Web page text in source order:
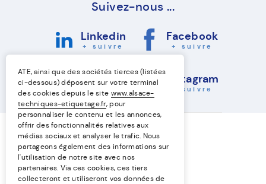
Suivez-nous ...
Linkedin
+ suivre
Facebook
+ suivre
Youtube
+ suivre
Instagram
+ suivre
ATE, ainsi que des sociétés tierces (listées
ci-dessous) déposent sur votre terminal
des cookies depuis le site www.alsace-
techniques-etiquetage.fr, pour
personnaliser le contenu et les annonces,
offrir des fonctionnalités relatives aux
médias sociaux et analyser le trafic. Nous
partageons également des informations sur
l'utilisation de notre site avec nos
partenaires. Via ces cookies, ces tiers
collecteront et utiliseront vos données de